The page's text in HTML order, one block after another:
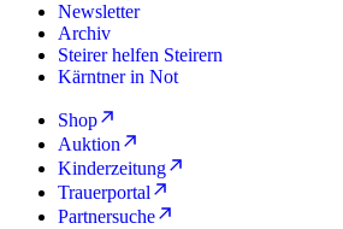
Newsletter
Archiv
Steirer helfen Steirern
Kärntner in Not
Shop
Auktion
Kinderzeitung
Trauerportal
Partnersuche